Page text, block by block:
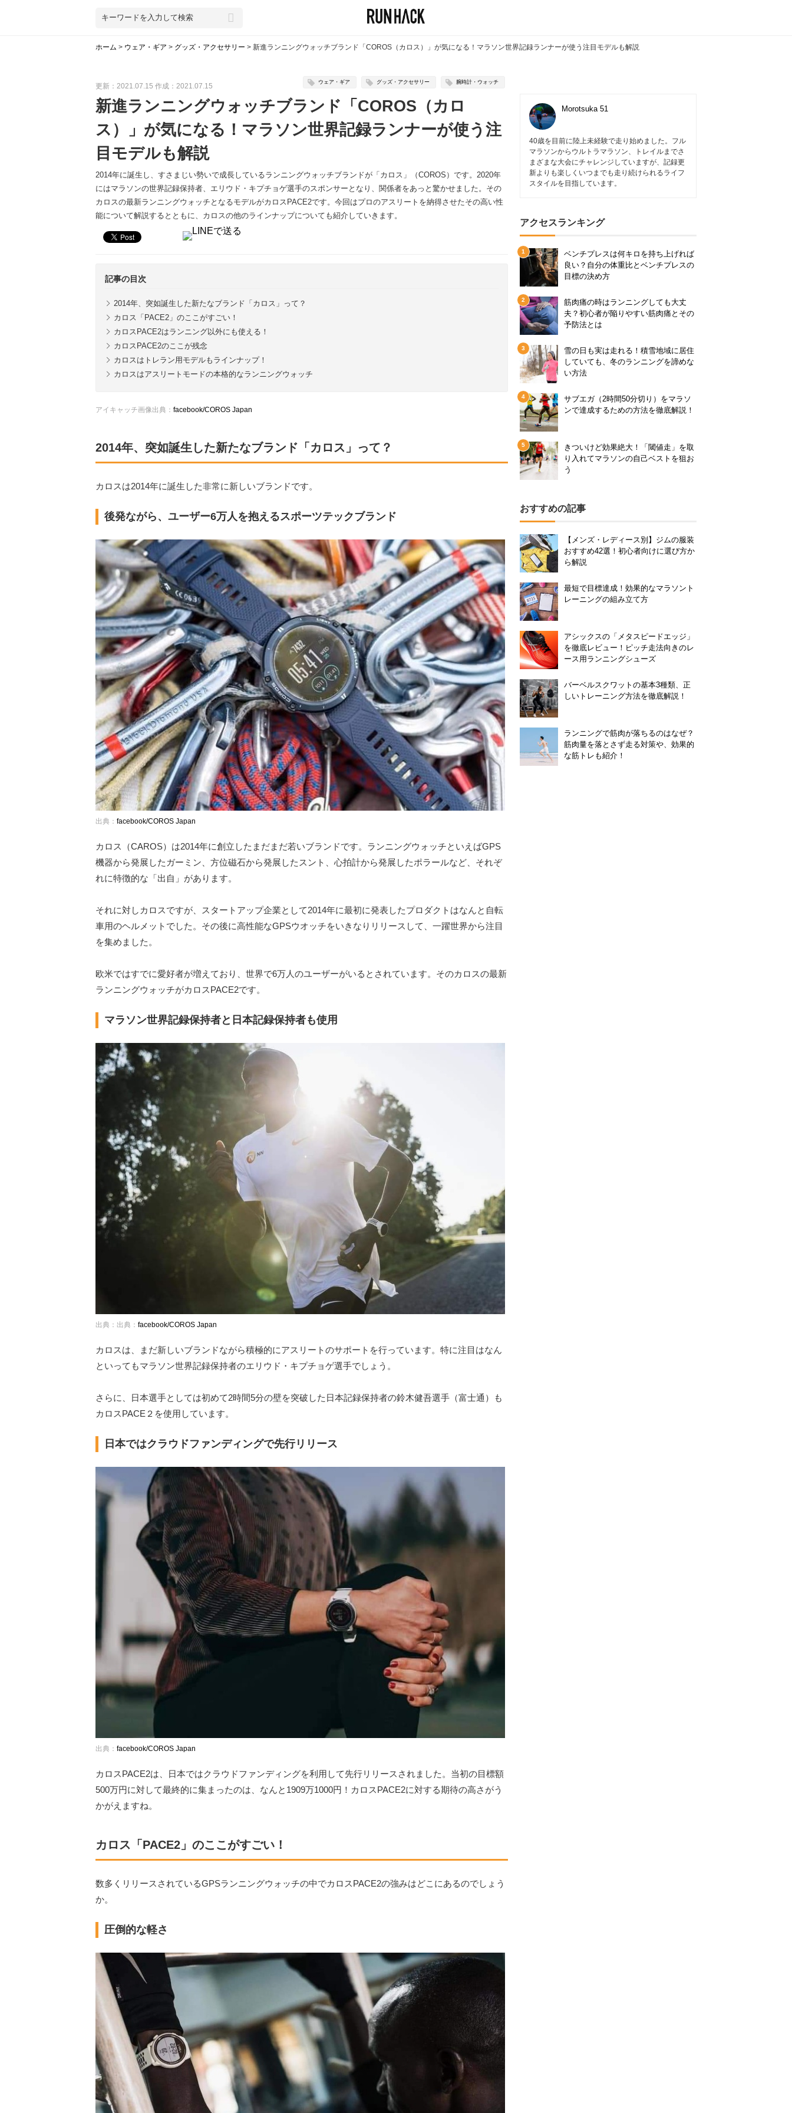
ホーム > ウェア・ギア > グッズ・アクセサリー > 新進ランニングウォッチブランド「COROS（カロス）」が気になる！マラソン世界記録ランナーが使う注目モデルも解説
更新：2021.07.15 作成：2021.07.15 ウェア・ギア グッズ・アクセサリー 腕時計・ウォッチ
新進ランニングウォッチブランド「COROS（カロ
ス）」が気になる！マラソン世界記録ランナーが使う注
目モデルも解説
2014年に誕生し、すさまじい勢いで成長しているランニングウォッチブランドが「カロス」（COROS）です。2020年
にはマラソンの世界記録保持者、エリウド・キプチョゲ選手のスポンサーとなり、関係者をあっと驚かせました。その
カロスの最新ランニングウォッチとなるモデルがカロスPACE2です。今回はプロのアスリートを納得させたその高い性
能について解説するとともに、カロスの他のラインナップについても紹介していきます。
記事の目次
2014年、突如誕生した新たなブランド「カロス」って？
カロス「PACE2」のここがすごい！
カロスPACE2はランニング以外にも使える！
カロスPACE2のここが残念
カロスはトレラン用モデルもラインナップ！
カロスはアスリートモードの本格的なランニングウォッチ
アイキャッチ画像出典： facebook/COROS Japan
2014年、突如誕生した新たなブランド「カロス」って？
カロスは2014年に誕生した非常に新しいブランドです。
後発ながら、ユーザー6万人を抱えるスポーツテックブランド
出典： facebook/COROS Japan
カロス（CAROS）は2014年に創立したまだまだ若いブランドです。ランニングウォッチといえばGPS
機器から発展したガーミン、方位磁石から発展したスント、心拍計から発展したポラールなど、それぞ
れに特徴的な「出自」があります。
それに対しカロスですが、スタートアップ企業として2014年に最初に発表したプロダクトはなんと自転
車用のヘルメットでした。その後に高性能なGPSウオッチをいきなりリリースして、一躍世界から注目
を集めました。
欧米ではすでに愛好者が増えており、世界で6万人のユーザーがいるとされています。そのカロスの最新
ランニングウォッチがカロスPACE2です。
マラソン世界記録保持者と日本記録保持者も使用
出典：出典： facebook/COROS Japan
カロスは、まだ新しいブランドながら積極的にアスリートのサポートを行っています。特に注目はなん
といってもマラソン世界記録保持者のエリウド・キプチョゲ選手でしょう。
さらに、日本選手としては初めて2時間5分の壁を突破した日本記録保持者の鈴木健吾選手（富士通）も
カロスPACE２を使用しています。
日本ではクラウドファンディングで先行リリース
出典： facebook/COROS Japan
カロスPACE2は、日本ではクラウドファンディングを利用して先行リリースされました。当初の目標額
500万円に対して最終的に集まったのは、なんと1909万1000円！カロスPACE2に対する期待の高さがう
かがえますね。
カロス「PACE2」のここがすごい！
数多くリリースされているGPSランニングウォッチの中でカロスPACE2の強みはどこにあるのでしょう
か。
圧倒的な軽さ
Morotsuka 51
40歳を目前に陸上未経験で走り始めました。フル
マラソンからウルトラマラソン、トレイルまでさ
まざまな大会にチャレンジしていますが、記録更
新よりも楽しくいつまでも走り続けられるライフ
スタイルを目指しています。
アクセスランキング
ベンチプレスは何キロを持ち上げれば
良い？自分の体重比とベンチプレスの
目標の決め方
筋肉痛の時はランニングしても大丈
夫？初心者が陥りやすい筋肉痛とその
予防法とは
雪の日も実は走れる！積雪地域に居住
していても、冬のランニングを諦めな
い方法
サブエガ（2時間50分切り）をマラソ
ンで達成するための方法を徹底解説！
きついけど効果絶大！「閾値走」を取
り入れてマラソンの自己ベストを狙お
う
おすすめの記事
【メンズ・レディース別】ジムの服装
おすすめ42選！初心者向けに選び方か
ら解説
最短で目標達成！効果的なマラソント
レーニングの組み立て方
アシックスの「メタスピードエッジ」
を徹底レビュー！ピッチ走法向きのレ
ース用ランニングシューズ
バーベルスクワットの基本3種類、正
しいトレーニング方法を徹底解説！
ランニングで筋肉が落ちるのはなぜ？
筋肉量を落とさず走る対策や、効果的
な筋トレも紹介！